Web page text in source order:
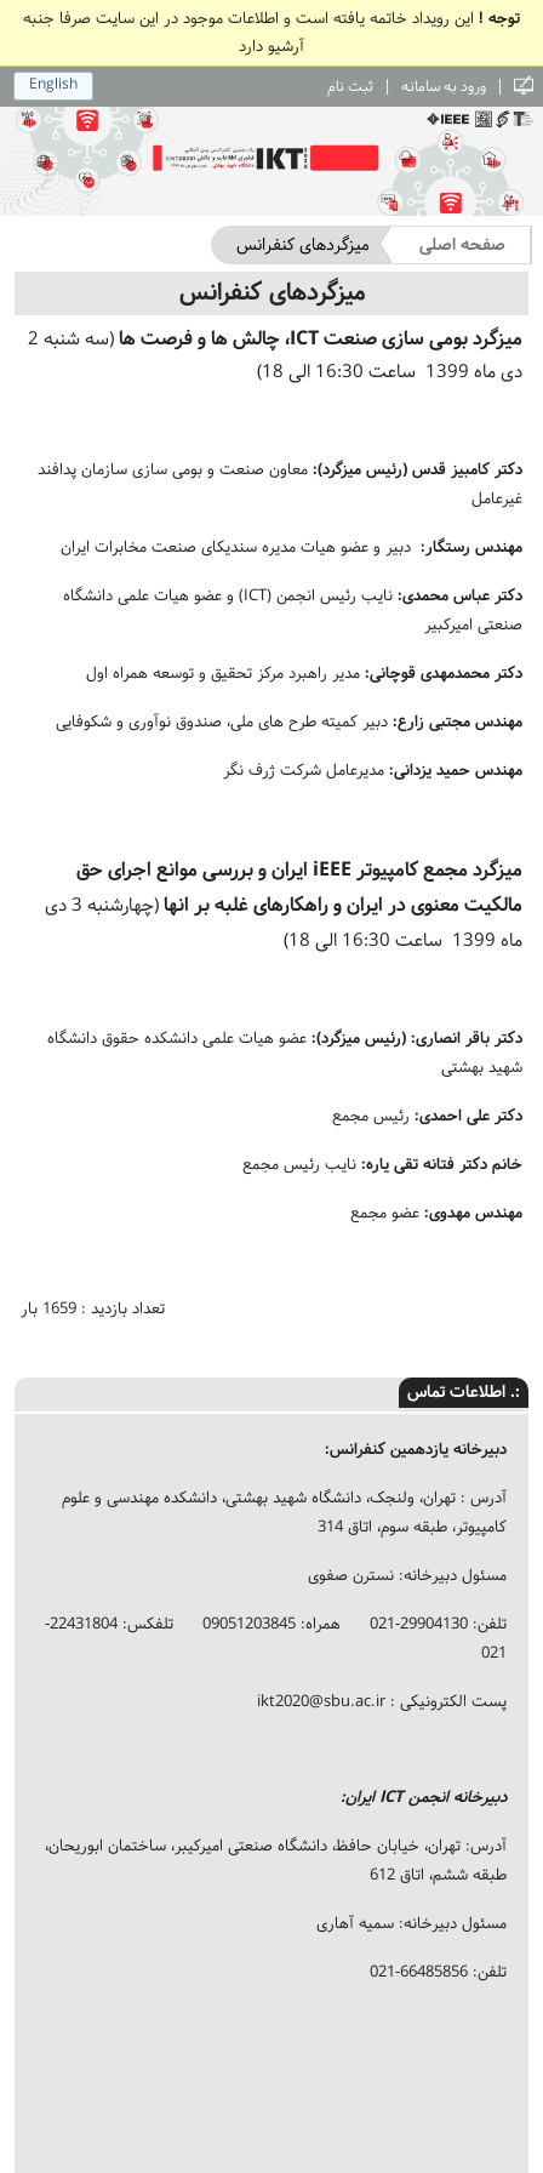
توجه ! این رویداد خاتمه یافته است و اطلاعات موجود در این سایت صرفا جنبه
آرشیو دارد
| ورود به سامانه | ثبت نام English
صفحه اصلی میزگردهای کنفرانس
میزگردهای کنفرانس
میزگرد بومی سازی صنعت ICT، چالش­ ها و فرصت ­ها (
سه شنبه 2
دی ماه 1399 ساعت 16:30 الی 18)
دکتر کامبیز قدس(رئیس میزگرد):معاون صنعت و بومی ­سازی سازمان پدافند
غیرعامل
مهندس رستگار: دبیر و عضو هیات مدیره سندیکای صنعت مخابرات ایران
دکتر عباس محمدی:
نایب رئیس انجمن (ICT) و عضو هیات علمی دانشگاه
صنعتی امیرکبیر
دکتر محمدمهدی قوچانی:مدیر راهبرد مرکز تحقیق و توسعه همراه اول
مهندس مجتبی زارع:دبیر کمیته طرح های ملی، صندوق نوآوری و شکوفایی
مهندس حمید یزدانی:مدیرعامل شرکت ژرف نگر
میزگرد مجمع کامپیوتر iEEE ایران و بررسی موانع اجرای حق
مالکیت معنوی در ایران و راهکارهای غلبه بر انها(چهار
شنبه 3 دی
ماه 1399 ساعت 16:30 الی 18)
دکتر باقر انصاری: (رئیس میزگرد):عضو هیات علمی دانشکده حقوق دانشگاه
شهید بهشتی
دکتر علی احمدی: رئیس مجمع
خانم دکتر فتانه تقی یاره:نایب رئیس مجمع
مهندس مهدوی:عضو مجمع
تعداد بازدید : 1659 بار
:. اطلاعات تماس
دبیرخانه یازدهمین کنفرانس:
آدرس : تهران، ولنجک، دانشگاه شهید بهشتی، دانشکده مهندسی و علوم
کامپیوتر، طبقه سوم، اتاق 314
مسئول دبیرخانه: نسترن صفوی
تلفن: 29904130-021 همراه: 09051203845 تلفکس: 22431804-
021
پست الکترونیکی : ikt2020@sbu.ac.ir
دبیرخانه انجمن ICT ایران:
آدرس: تهران، خیابان حافظ، دانشگاه صنعتی امیرکیبر، ساختمان ابوریحان،
طبقه ششم، اتاق 612
مسئول دبیرخانه: سمیه آهاری
تلفن: 66485856-021